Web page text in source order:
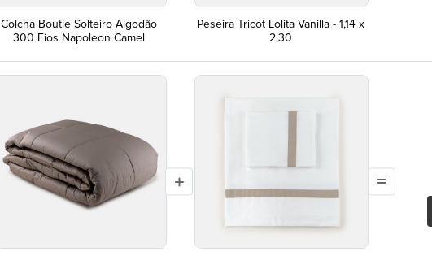
Colcha Boutie Solteiro Algodão
300 Fios Napoleon Camel
Peseira Tricot Lolita Vanilla - 1,14 x
2,30